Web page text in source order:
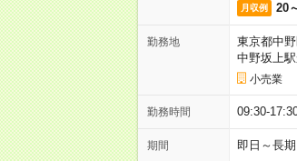
月収例 20
勤務地
東京都中
中野坂上
小売業
勤務時間 09:30-
期間 即日～長